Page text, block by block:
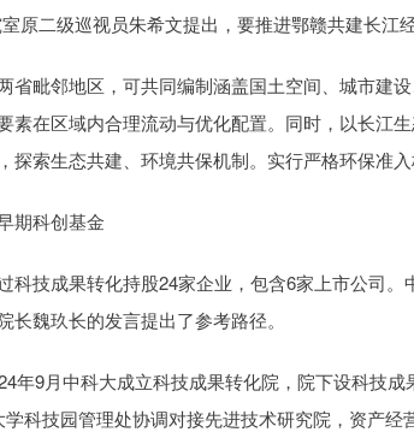
原二级巡视员朱希文提出，要推进鄂赣共建长江
毗邻地区，可共同编制涵盖国土空间、城市建
素在区域内合理流动与优化配置。同时，以长江
探索生态共建、环境共保机制。实行严格环保准
科创基金
技成果转化持股24家企业，包含6家上市公司。
长魏玖长的发言提出了参考路径。
9月中科大成立科技成果转化院，院下设科技成
科技园管理处协调对接先进技术研究院，资产经